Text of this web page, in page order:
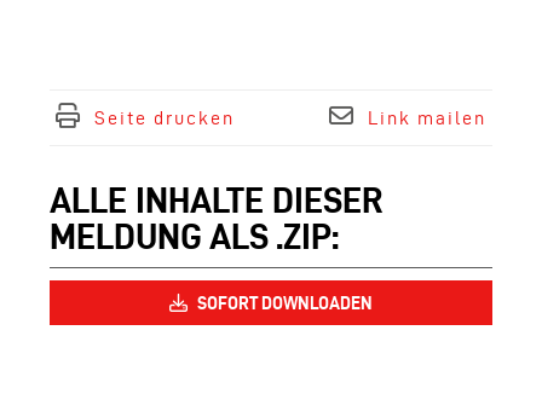
Seite drucken Link mailen
ALLE INHALTE DIESER
MELDUNG ALS .ZIP:
SOFORT DOWNLOADEN